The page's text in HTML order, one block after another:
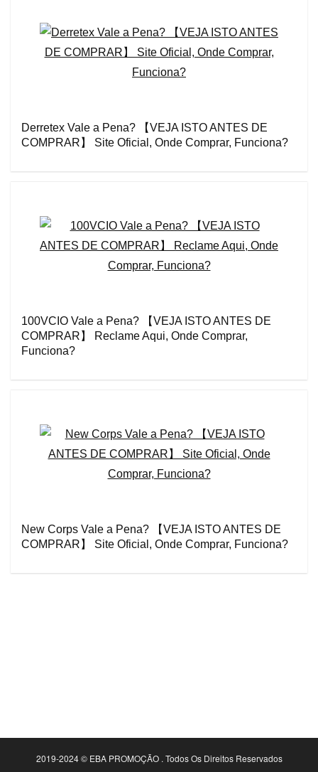
Derretex Vale a Pena? 【VEJA ISTO ANTES DE
COMPRAR】 Site Oficial, Onde Comprar, Funciona?
100VCIO Vale a Pena? 【VEJA ISTO ANTES DE
COMPRAR】 Reclame Aqui, Onde Comprar,
Funciona?
New Corps Vale a Pena? 【VEJA ISTO ANTES DE
COMPRAR】 Site Oficial, Onde Comprar, Funciona?
2019-2024 © EBA PROMOÇÃO . Todos Os Direitos Reservados